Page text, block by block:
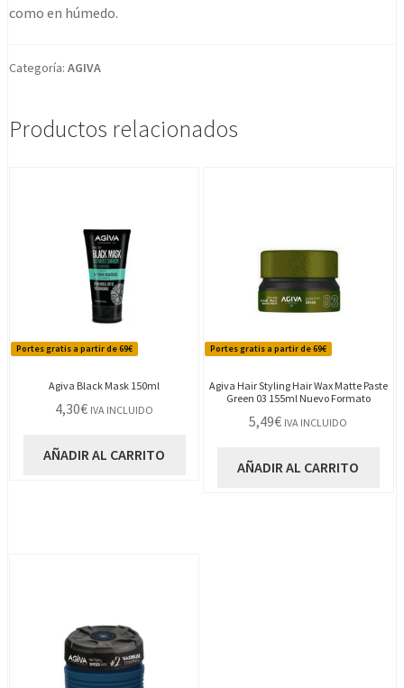
como en húmedo.
Categoría: AGIVA
Productos relacionados
Portes gratis a partir de 69€
Agiva Black Mask 150ml
4,30€ IVA INCLUIDO
AÑADIR AL CARRITO
Portes gratis a partir de 69€
Agiva Hair Styling Hair Wax Matte Paste
Green 03 155ml Nuevo Formato
5,49€ IVA INCLUIDO
AÑADIR AL CARRITO